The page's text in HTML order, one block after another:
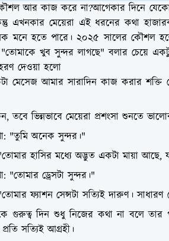
আর কাজ করে না?আগেকার দিনে
এখনকার মেয়েরা এই ধরনের কথা
মনে হতে পারে। ২০২৫ সালের কৌশল
খুব সুন্দর লাগছে" বলার চেয়ে
দেওয়া হলো
মেসেজ আমার সারাদিন কাজ করার শক্তি
তবে ভিন্নভাবে মেয়েরা প্রশংসা শুনতে
"তুমি অনেক সুন্দর।"
"তোমার হাসির মধ্যে অদ্ভুত একটা মায়া
"তোমার ড্রেসটা সুন্দর।"
"তোমার ফ্যাশন সেন্সটা সত্যিই দারুণ।
গুরুত্ব দিন শুধু নিজের কথা না বলে
সত্যিই আগ্রহী।